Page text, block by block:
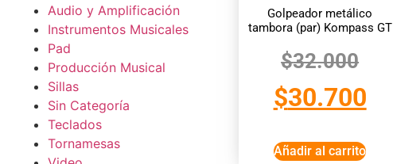
Audio y Amplificación
Instrumentos Musicales
Pad
Producción Musical
Sillas
Sin Categoría
Teclados
Tornamesas
Golpeador metálico
tambora (par) Kompass GT
$32.000
$30.700
Añadir al carrito